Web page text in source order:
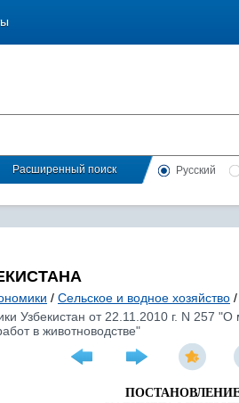
Расширенный поиск Русский
/ Сельское и водное хозяйство /
Узбекистан от 22.11.2010 г. N 257
в животноводстве"